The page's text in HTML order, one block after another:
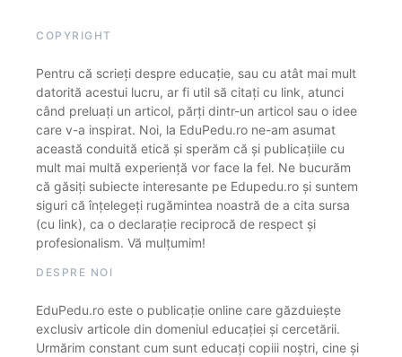
COPYRIGHT
Pentru că scrieți despre educație, sau cu atât mai mult
datorită acestui lucru, ar fi util să citați cu link, atunci
când preluați un articol, părți dintr-un articol sau o idee
care v-a inspirat. Noi, la EduPedu.ro ne-am asumat
această conduită etică și sperăm că și publicațiile cu
mult mai multă experiență vor face la fel. Ne bucurăm
că găsiți subiecte interesante pe Edupedu.ro și suntem
siguri că înțelegeți rugămintea noastră de a cita sursa
(cu link), ca o declarație reciprocă de respect și
profesionalism. Vă mulțumim!
DESPRE NOI
EduPedu.ro este o publicație online care găzduiește
exclusiv articole din domeniul educației și cercetării.
Urmărim constant cum sunt educați copiii noștri, cine și